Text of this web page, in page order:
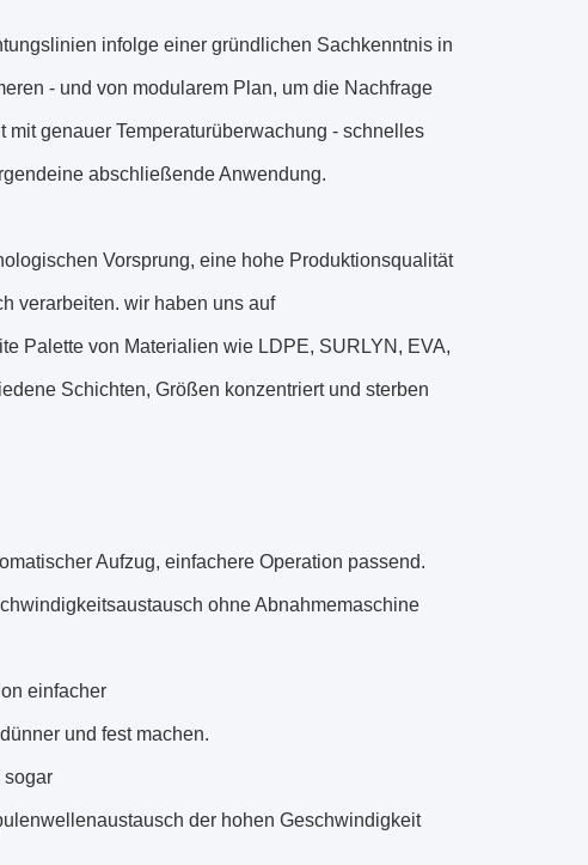
infolge einer gründlichen Sachkenntnis in
- und von modularem Plan, um die Nachfrage
genauer Temperaturüberwachung - schnelles
abschließende Anwendung.
Vorsprung, eine hohe Produktionsqualität
verarbeiten. wir haben uns auf
Palette von Materialien wie LDPE, SURLYN, EVA,
Schichten, Größen konzentriert und sterben
Aufzug, einfachere Operation passend.
ohne Abnahmemaschine
einfacher
und fest machen.
sogar
der hohen Geschwindigkeit